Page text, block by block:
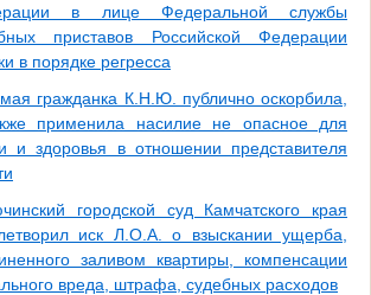
в лице Федеральной службы
приставов Российской Федерации
в порядке регресса
гражданка К.Н.Ю. публично оскорбила,
применила насилие не опасное для
и здоровья в отношении представителя
городской суд Камчатского края
иск Л.О.А. о взыскании ущерба,
заливом квартиры, компенсации
вреда, штрафа, судебных расходов